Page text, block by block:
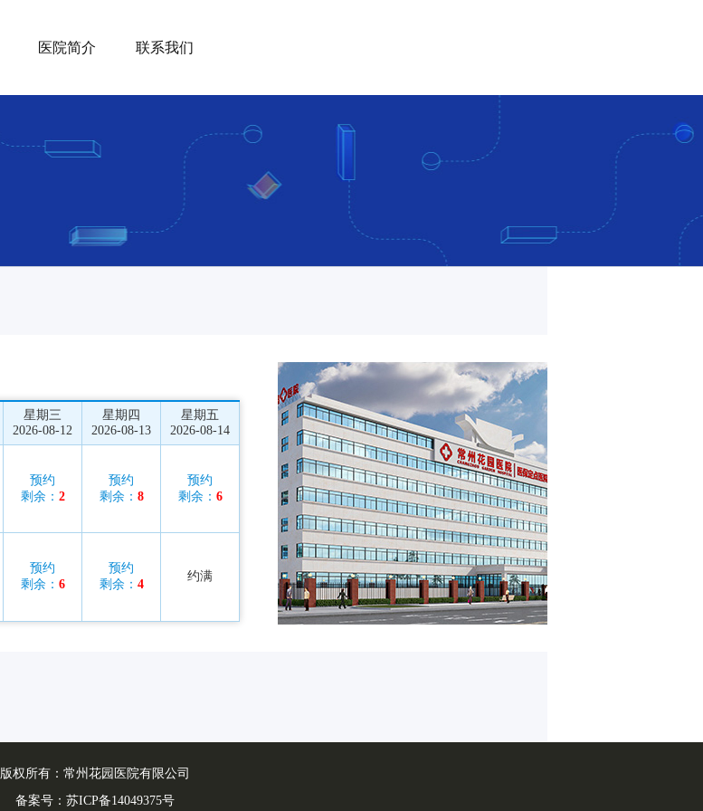
医院简介 联系我们
星期三
2026-08-12
星期四
2026-08-13
星期五
2026-08-14
预约
剩余： 2
预约
剩余： 8
预约
剩余： 6
预约
剩余： 6
预约
剩余： 4
约满
版权所有：常州花园医院有限公司
备案号： 苏ICP备14049375号